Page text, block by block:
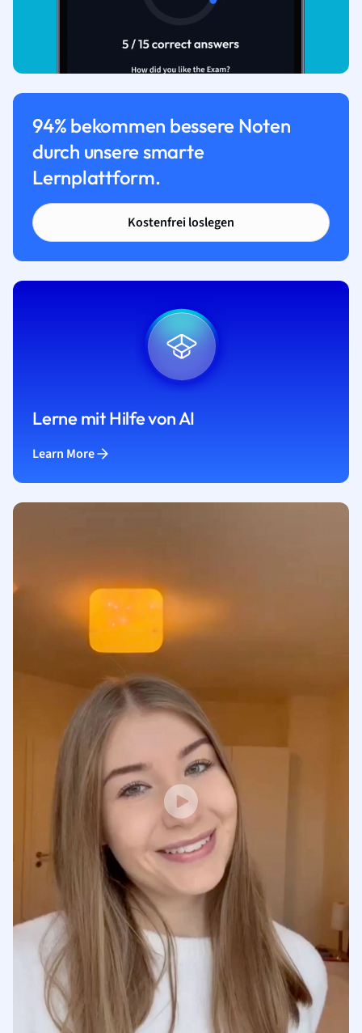
94% bekommen bessere Noten
durch unsere smarte
Lernplattform.
Kostenfrei loslegen
Lerne mit Hilfe von AI
Learn More